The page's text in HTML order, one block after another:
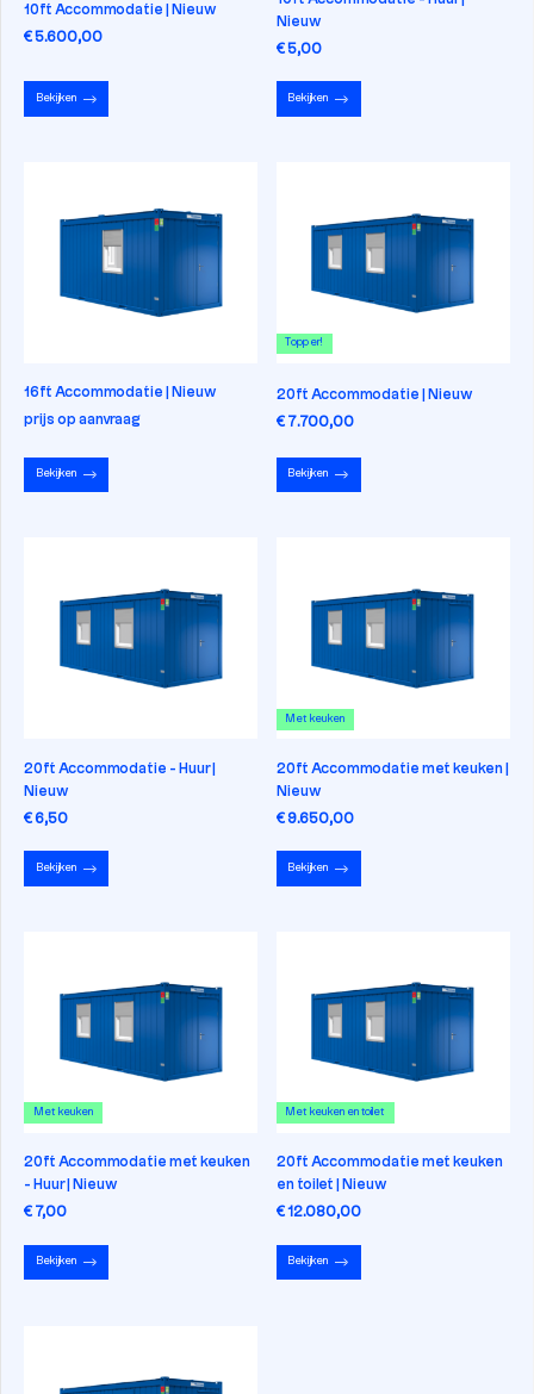
10ft Accommodatie | Nieuw
€ 5.600,00
Bekijken
Nieuw
€ 5,00
Bekijken
16ft Accommodatie | Nieuw
prijs op aanvraag
Bekijken
Topper!
20ft Accommodatie | Nieuw
€ 7.700,00
Bekijken
20ft Accommodatie - Huur |
Nieuw
€ 6,50
Bekijken
Met keuken
20ft Accommodatie met keuken |
Nieuw
€ 9.650,00
Bekijken
Met keuken
20ft Accommodatie met keuken
- Huur | Nieuw
€ 7,00
Bekijken
Met keuken en toilet
20ft Accommodatie met keuken
en toilet | Nieuw
€ 12.080,00
Bekijken